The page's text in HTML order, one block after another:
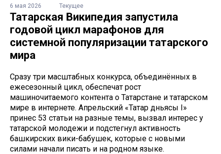
6 мая 2026 Текущее
Татарская Википедия запустила
годовой цикл марафонов для
системной популяризации татарского
мира
Сразу три масштабных конкурса, объединённых в
ежесезонный цикл, обеспечат рост
машиночитаемого контента о Татарстане и татарском
мире в интернете. Апрельский «Татар дөньясы I»
принес 53 статьи на разные темы, вызвал интерес у
татарской молодежи и подстегнул активность
башкирских вики-бабушек, которые с новыми
силами начали писать и на родном языке.